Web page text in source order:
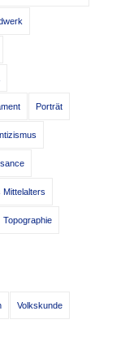
Porträt
Mittelalters
Topographie
Volkskunde